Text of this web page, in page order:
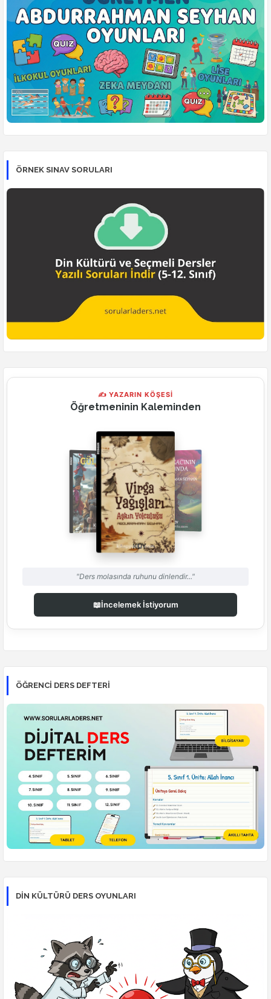
ÖRNEK SINAV SORULARI
✍ YAZARIN KÖŞESİ
Öğretmeninin Kaleminden
"Ders molasında ruhunu dinlendir..."
📖İncelemek İstiyorum
ÖĞRENCI DERS DEFTERI
DİN KÜLTÜRÜ DERS OYUNLARI